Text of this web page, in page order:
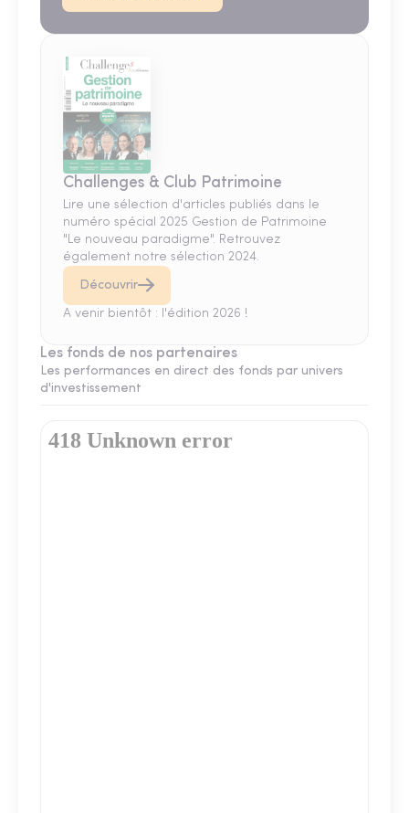
Challenges & Club Patrimoine
Lire une sélection d'articles publiés dans le
numéro spécial 2025 Gestion de Patrimoine
"Le nouveau paradigme". Retrouvez
également notre sélection 2024.
Découvrir
A venir bientôt : l'édition 2026 !
Les fonds de nos partenaires
Les performances en direct des fonds par univers
d'investissement